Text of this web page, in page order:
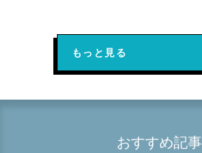
もっと見る
おすすめ記事